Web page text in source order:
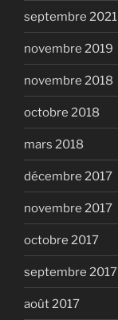
septembre 2021
novembre 2019
novembre 2018
octobre 2018
mars 2018
décembre 2017
novembre 2017
octobre 2017
septembre 2017
août 2017